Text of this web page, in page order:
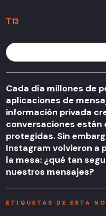
T13
Cada día millones de
aplicaciones de
información privada
conversaciones
protegidas. Sin
Instagram volvieron a
la mesa: ¿qué tan
nuestros mensajes?
ETIQUETAS DE ESTA